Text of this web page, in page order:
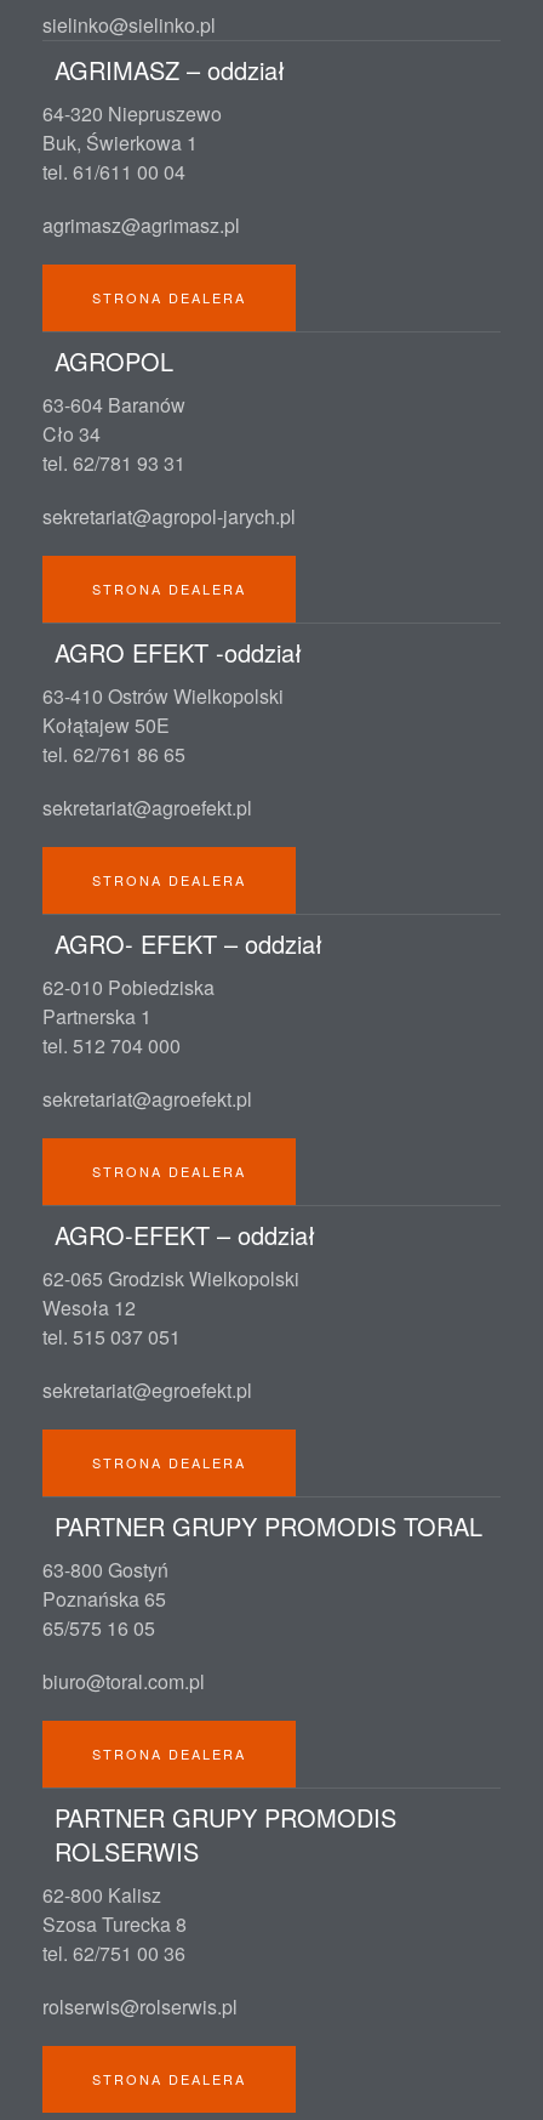
sielinko@sielinko.pl
AGRIMASZ – oddział
64-320 Niepruszewo
Buk, Świerkowa 1
tel. 61/611 00 04
agrimasz@agrimasz.pl
STRONA DEALERA
AGROPOL
63-604 Baranów
Cło 34
tel. 62/781 93 31
sekretariat@agropol-jarych.pl
STRONA DEALERA
AGRO EFEKT -oddział
63-410 Ostrów Wielkopolski
Kołątajew 50E
tel. 62/761 86 65
sekretariat@agroefekt.pl
STRONA DEALERA
AGRO- EFEKT – oddział
62-010 Pobiedziska
Partnerska 1
tel. 512 704 000
sekretariat@agroefekt.pl
STRONA DEALERA
AGRO-EFEKT – oddział
62-065 Grodzisk Wielkopolski
Wesoła 12
tel. 515 037 051
sekretariat@egroefekt.pl
STRONA DEALERA
PARTNER GRUPY PROMODIS TORAL
63-800 Gostyń
Poznańska 65
65/575 16 05
biuro@toral.com.pl
STRONA DEALERA
PARTNER GRUPY PROMODIS
ROLSERWIS
62-800 Kalisz
Szosa Turecka 8
tel. 62/751 00 36
rolserwis@rolserwis.pl
STRONA DEALERA